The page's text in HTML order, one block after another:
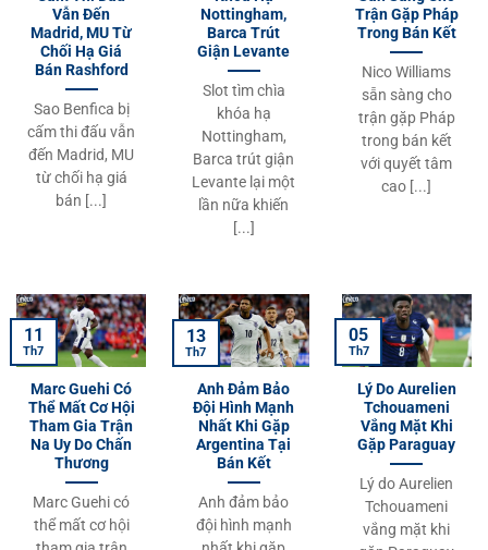
Vẫn Đến
Madrid, MU Từ
Chối Hạ Giá
Bán Rashford
Sao Benfica bị
cấm thi đấu vẫn
đến Madrid, MU
từ chối hạ giá
bán [...]
Nottingham,
Barca Trút
Giận Levante
Slot tìm chìa
khóa hạ
Nottingham,
Barca trút giận
Levante lại một
lần nữa khiến
[...]
Trận Gặp Pháp
Trong Bán Kết
Nico Williams
sẵn sàng cho
trận gặp Pháp
trong bán kết
với quyết tâm
cao [...]
Marc Guehi Có
Thể Mất Cơ Hội
Tham Gia Trận
Na Uy Do Chấn
Thương
Marc Guehi có
thể mất cơ hội
11
Th7
Anh Đảm Bảo
Đội Hình Mạnh
Nhất Khi Gặp
Argentina Tại
Bán Kết
Anh đảm bảo
đội hình mạnh
13
Th7
Lý Do Aurelien
Tchouameni
Vắng Mặt Khi
Gặp Paraguay
Lý do Aurelien
Tchouameni
vắng mặt khi
05
Th7